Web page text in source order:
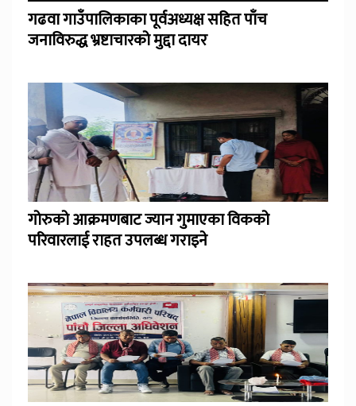
गढवा गाउँपालिकाका पूर्वअध्यक्ष सहित पाँच
जनाविरुद्ध भ्रष्टाचारको मुद्दा दायर
गोरुको आक्रमणबाट ज्यान गुमाएका विकको
परिवारलाई राहत उपलब्ध गराइने